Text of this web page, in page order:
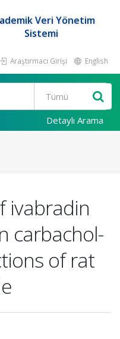
Veri Yönetim
Sistemi
Araştırmacı Girişi English
Detaylı Arama
ivabradin
carbachol-
of rat